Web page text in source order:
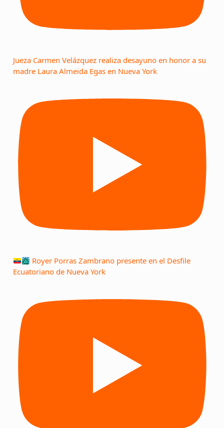
Jueza Carmen Velázquez realiza desayuno en honor a su
madre Laura Almeida Egas en Nueva York
Royer Porras Zambrano presente en el Desfile
Ecuatoriano de Nueva York